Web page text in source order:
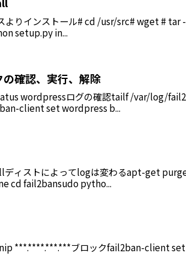
りインストール# cd /usr/src# wget # tar
setup.py in...
確認、実行、解除
wordpressログの確認tailf /var/log/
client set wordpress b...
ィストによってlogは変わるapt-get
cd fail2bansudo pytho...
***.****.***.***ブロックfail2ban-client